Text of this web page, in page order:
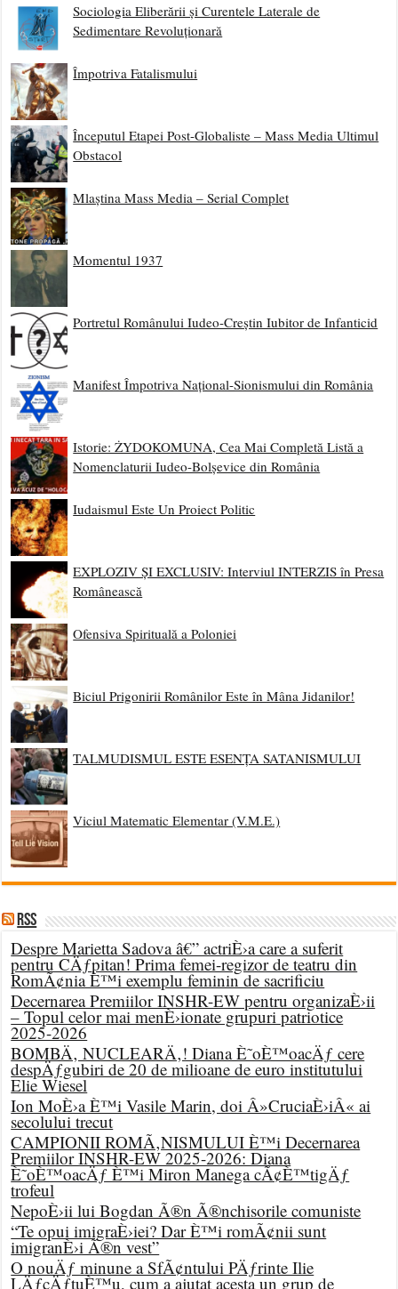
Sociologia Eliberării și Curentele Laterale de
Sedimentare Revoluționară
Împotriva Fatalismului
Începutul Etapei Post-Globaliste – Mass Media Ultimul
Obstacol
Mlaștina Mass Media – Serial Complet
Momentul 1937
Portretul Românului Iudeo-Creștin Iubitor de Infanticid
Manifest Împotriva Național-Sionismului din România
Istorie: ŻYDOKOMUNA, Cea Mai Completă Listă a
Nomenclaturii Iudeo-Bolșevice din România
Iudaismul Este Un Proiect Politic
EXPLOZIV ȘI EXCLUSIV: Interviul INTERZIS în Presa
Românească
Ofensiva Spirituală a Poloniei
Biciul Prigonirii Românilor Este în Mâna Jidanilor!
TALMUDISMUL ESTE ESENȚA SATANISMULUI
Viciul Matematic Elementar (V.M.E.)
RSS
Despre Marietta Sadova â€” actriÈ›a care a suferit
pentru CÄƒpitan! Prima femei-regizor de teatru din
RomÃ¢nia È™i exemplu feminin de sacrificiu
Decernarea Premiilor INSHR-EW pentru organizaÈ›ii
– Topul celor mai menÈ›ionate grupuri patriotice
2025-2026
BOMBÄ‚ NUCLEARÄ‚! Diana È˜oÈ™oacÄƒ cere
despÄƒgubiri de 20 de milioane de euro institutului
Elie Wiesel
Ion MoÈ›a È™i Vasile Marin, doi Â»CruciaÈ›iÂ« ai
secolului trecut
CAMPIONII ROMÃ‚NISMULUI È™i Decernarea
Premiilor INSHR-EW 2025-2026: Diana
È˜oÈ™oacÄƒ È™i Miron Manega cÃ¢È™tigÄƒ
trofeul
NepoÈ›ii lui Bogdan Ã®n Ã®nchisorile comuniste
“Te opui imigraÈ›iei? Dar È™i romÃ¢nii sunt
imigranÈ›i Ã®n vest”
O nouÄƒ minune a SfÃ¢ntului PÄƒrinte Ilie
LÄƒcÄƒtuÈ™u, cum a ajutat acesta un grup de